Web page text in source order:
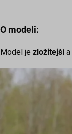
O modeli:
Model je zložitejšía